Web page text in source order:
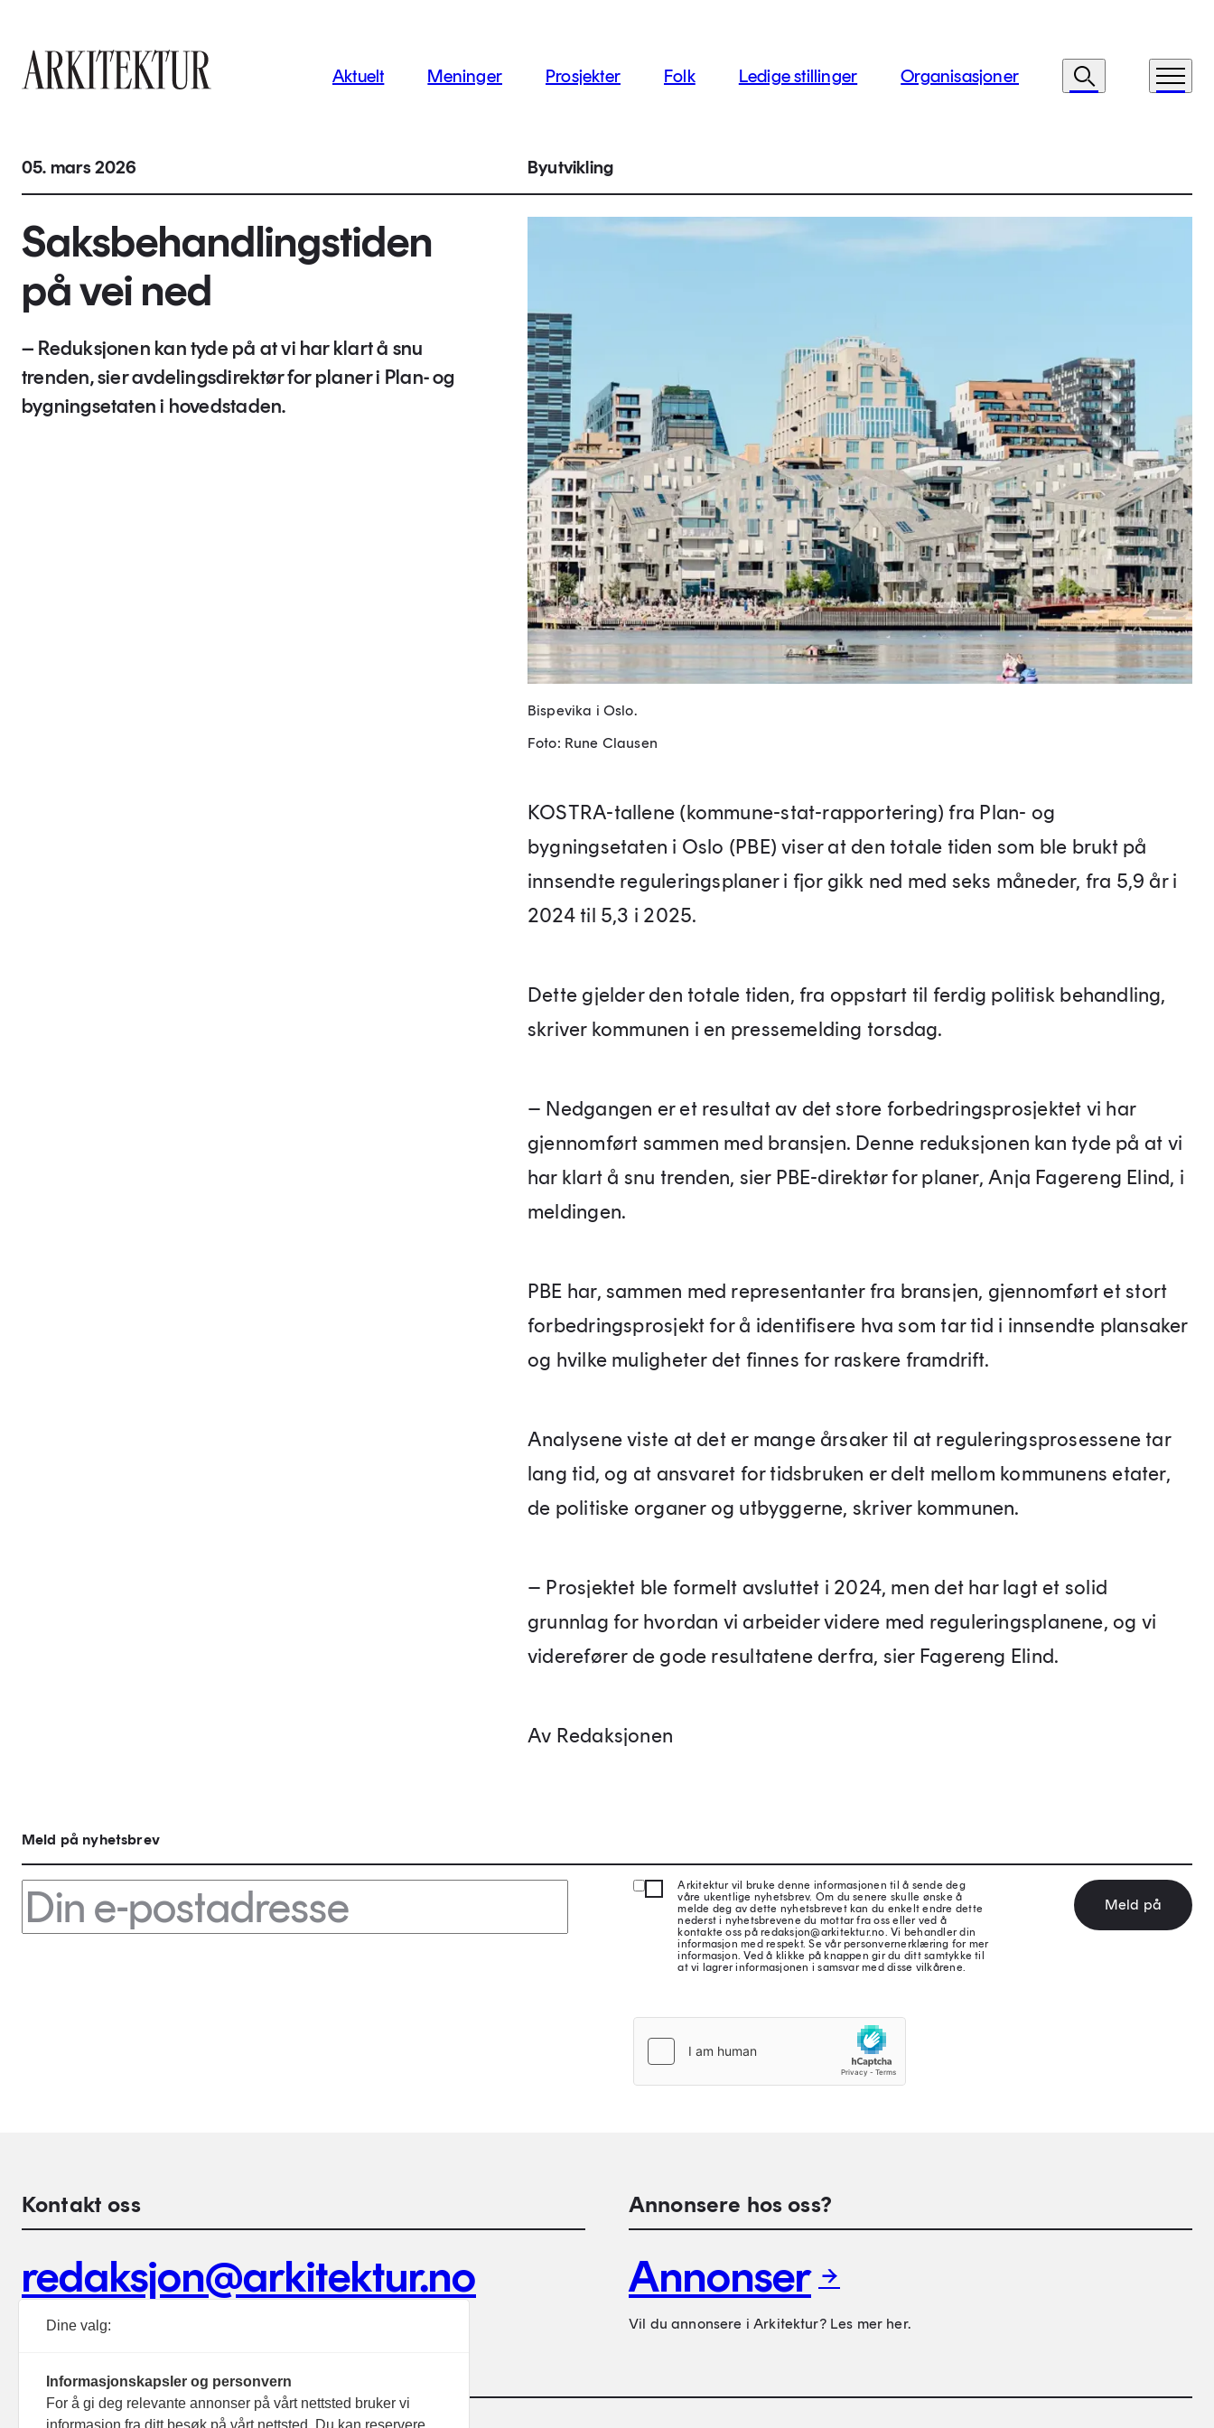
Aktuelt Meninger Prosjekter Folk Ledige stillinger Organisasjoner Søk Meny
05. mars 2026 Byutvikling
Saksbehandlingstiden
på vei ned
– Reduksjonen kan tyde på at vi har klart å snu
trenden, sier avdelingsdirektør for planer i Plan- og
bygningsetaten i hovedstaden.
Bispevika i Oslo.
Foto: Rune Clausen
KOSTRA-tallene (kommune-stat-rapportering) fra Plan- og
bygningsetaten i Oslo (PBE) viser at den totale tiden som ble brukt på
innsendte reguleringsplaner i fjor gikk ned med seks måneder, fra 5,9 år i
2024 til 5,3 i 2025.
Dette gjelder den totale tiden, fra oppstart til ferdig politisk behandling,
skriver kommunen i en pressemelding torsdag.
– Nedgangen er et resultat av det store forbedringsprosjektet vi har
gjennomført sammen med bransjen. Denne reduksjonen kan tyde på at vi
har klart å snu trenden, sier PBE-direktør for planer, Anja Fagereng Elind, i
meldingen.
PBE har, sammen med representanter fra bransjen, gjennomført et stort
forbedringsprosjekt for å identifisere hva som tar tid i innsendte plansaker
og hvilke muligheter det finnes for raskere framdrift.
Analysene viste at det er mange årsaker til at reguleringsprosessene tar
lang tid, og at ansvaret for tidsbruken er delt mellom kommunens etater,
de politiske organer og utbyggerne, skriver kommunen.
– Prosjektet ble formelt avsluttet i 2024, men det har lagt et solid
grunnlag for hvordan vi arbeider videre med reguleringsplanene, og vi
viderefører de gode resultatene derfra, sier Fagereng Elind.
Av Redaksjonen
Meld på nyhetsbrev
Arkitektur vil bruke denne informasjonen til å sende deg
våre ukentlige nyhetsbrev. Om du senere skulle ønske å
melde deg av dette nyhetsbrevet kan du enkelt endre dette
nederst i nyhetsbrevene du mottar fra oss eller ved å
kontakte oss på redaksjon@arkitektur.no. Vi behandler din
informasjon med respekt. Se vår personvernerklæring for mer
informasjon. Ved å klikke på knappen gir du ditt samtykke til
at vi lagrer informasjonen i samsvar med disse vilkårene.
Meld på
Kontakt oss
redaksjon@arkitektur.no
Debattinnlegg, tips og andre henvendelser.
Annonsere hos oss?
Annonser
Vil du annonsere i Arkitektur? Les mer her.
Dine valg:
Informasjonskapsler og personvern
For å gi deg relevante annonser på vårt nettsted bruker vi
informasjon fra ditt besøk på vårt nettsted. Du kan reservere